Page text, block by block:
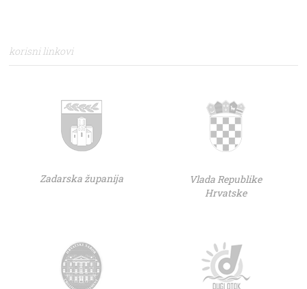
korisni linkovi
Zadarska županija
Vlada Republike
Hrvatske